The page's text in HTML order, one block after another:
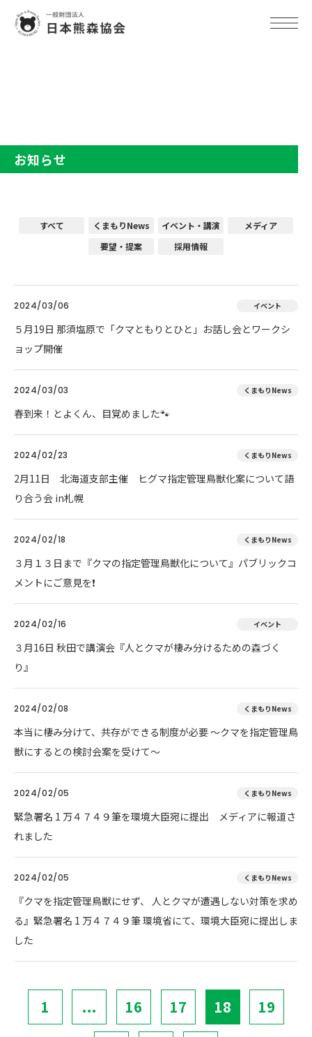
お知らせ
すべて くまもりNews イベント・講演
メディア
要望・提案
採用情報
2024/03/06 イベント
５月19日 那須塩原で「クマともりとひと」お話し会とワークシ
ョップ開催
2024/03/03 くまもりNews
春到来！とよくん、目覚めました🐾
2024/02/23 くまもりNews
2月11日 北海道支部主催 ヒグマ指定管理鳥獣化案について語
り合う会 in札幌
2024/02/18 くまもりNews
３月１３日まで『クマの指定管理鳥獣化について』パブリックコ
メントにご意見を❗
2024/02/16 イベント
３月16日 秋田で講演会『人とクマが棲み分けるための森づく
り』
2024/02/08 くまもりNews
本当に棲み分けて、共存ができる制度が必要 ～クマを指定管理鳥
獣にするとの検討会案を受けて～
2024/02/05 くまもりNews
緊急署名 1 万４７４９筆を環境大臣宛に提出 メディアに報道さ
れました
2024/02/05 くまもりNews
『クマを指定管理鳥獣にせず、 人とクマが遭遇しない対策を求め
る』緊急署名 1 万４７４９筆 環境省にて、環境大臣宛に提出しま
した
1 ... 16 17 18 19